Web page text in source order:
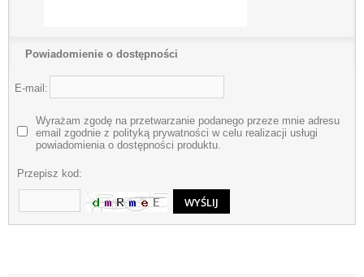
Powiadomienie o dostępności
E-mail:
Wyrażam zgodę na przetwarzanie podanego przeze mnie adresu
email zgodnie z polityką prywatności w celu realizacji usługi
powiadomienia o dostępności produktu.
Przepisz kod: